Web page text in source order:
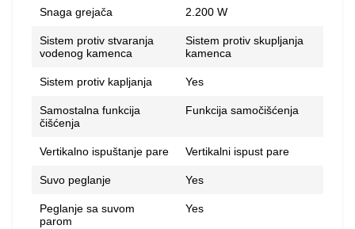
Snaga grejača 2.200 W
Sistem protiv stvaranja
vodenog kamenca
Sistem protiv skupljanja
kamenca
Sistem protiv kapljanja Yes
Samostalna funkcija
čišćenja
Funkcija samočišćenja
Vertikalno ispuštanje pare Vertikalni ispust pare
Suvo peglanje Yes
Peglanje sa suvom
parom
Yes